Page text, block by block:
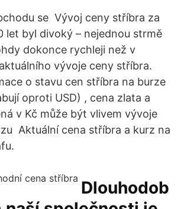
se Vývoj ceny stříbra za
let byl divoký – nejednou strmě
dokonce rychleji než v
vývoje ceny stříbra.
o stavu cen stříbra na burze
oproti USD) , cena zlata a
v Kč může být vlivem vývoje
Aktuální cena stříbra a kurz na
Dlouhodob